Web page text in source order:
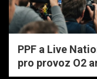
PPF a Live
pro provoz O2